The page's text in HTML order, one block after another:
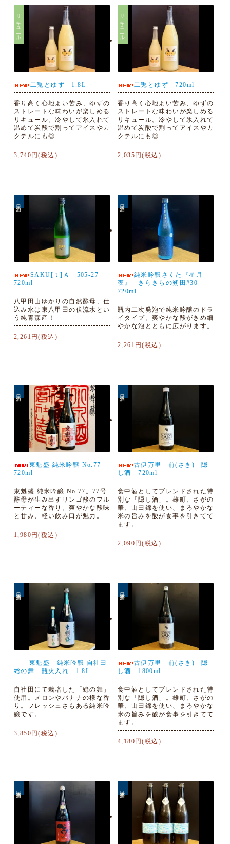
リキュール
二兎とゆず 1.8L
香り高く心地よい苦み、ゆずの
ストレートな味わいが楽しめる
リキュール。冷やして氷入れて
温めて炭酸で割ってアイスやカ
クテルにも◎
3,740円(税込)
リキュール
二兎とゆず 720ml
香り高く心地よい苦み、ゆずの
ストレートな味わいが楽しめる
リキュール。冷やして氷入れて
温めて炭酸で割ってアイスやカ
クテルにも◎
2,035円(税込)
SAKU[ｔ]Ａ 505-27
720ml
八甲田山ゆかりの自然酵母、仕
込み水は東八甲田の伏流水とい
う純青森産！
2,261円(税込)
純米吟醸さくた『星月
夜』 きらきらの朔田#30
720ml
瓶内二次発泡で純米吟醸のドラ
イタイプ。爽やかな酸がきめ細
やかな泡とともに広がります。
2,261円(税込)
東魁盛 純米吟醸 No.77
720ml
東魁盛 純米吟醸 No.77。77号
酵母が生み出すリンゴ酸のフル
ーティーな香り。爽やかな酸味
と甘み、軽い飲み口が魅力。
1,980円(税込)
古伊万里 前(さき) 隠
し酒 720ml
食中酒としてブレンドされた特
別な「隠し酒」。雄町、さがの
華、山田錦を使い、まろやかな
米の旨みを酸が食事を引きてて
ます。
2,090円(税込)
東魁盛 純米吟醸 自社田
総の舞 瓶火入れ 1.8L
自社田にて栽培した「総の舞」
使用。メロンやバナナの様な香
り。フレッシュさもある純米吟
醸です。
3,850円(税込)
古伊万里 前(さき) 隠
し酒 1800ml
食中酒としてブレンドされた特
別な「隠し酒」。雄町、さがの
華、山田錦を使い、まろやかな
米の旨みを酸が食事を引きてて
ます。
4,180円(税込)